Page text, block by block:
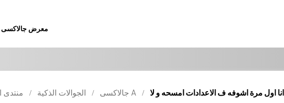
معرض جالاكسى
منتدى الجوالات الذكية جالاكسى A